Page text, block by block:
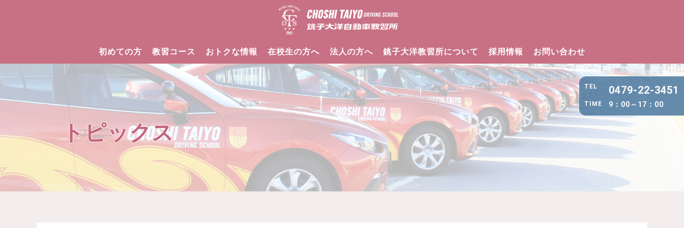
初めての方 教習コース おトクな情報 在校生の方へ 法人の方へ 銚子大洋教習所について 採用情報 お問い合わせ
0479-22-3451
9：00～17：00
トピックス